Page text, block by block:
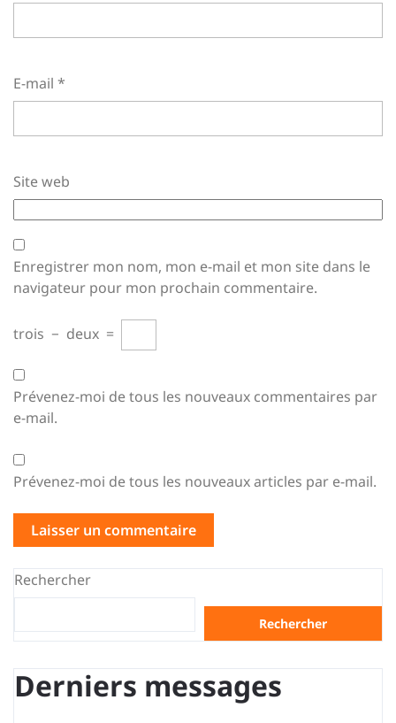
E-mail *
Site web
Enregistrer mon nom, mon e-mail et mon site dans le
navigateur pour mon prochain commentaire.
trois − deux =
Prévenez-moi de tous les nouveaux commentaires par
e-mail.
Prévenez-moi de tous les nouveaux articles par e-mail.
Rechercher
Rechercher
Derniers messages